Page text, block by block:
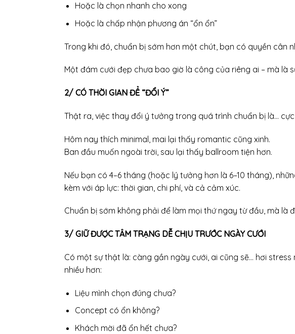
Hoặc là chọn nhanh cho xong
Hoặc là chấp nhận phương án “ổn ổn”
Trong khi đó, chuẩn bị sớm hơn một chút, bạn có quyền cân
Một đám cưới đẹp chưa bao giờ là công của riêng ai – mà là
2/ CÓ THỜI GIAN ĐỂ “ĐỔI Ý”
Thật ra, việc thay đổi ý tưởng trong quá trình chuẩn bị là…
Hôm nay thích minimal, mai lại thấy romantic cũng xinh.
Ban đầu muốn ngoài trời, sau lại thấy ballroom tiện hơn.
Nếu bạn có 4–6 tháng (hoặc lý tưởng hơn là 6–10 tháng),
kèm với áp lực: thời gian, chi phí, và cả cảm xúc.
Chuẩn bị sớm không phải để làm mọi thứ ngay từ đầu, mà
3/ GIỮ ĐƯỢC TÂM TRẠNG DỄ CHỊU TRƯỚC NGÀY CƯỚI
Có một sự thật là: càng gần ngày cưới, ai cũng sẽ… hơi
nhiều hơn:
Liệu mình chọn đúng chưa?
Concept có ổn không?
Khách mời đã ổn hết chưa?